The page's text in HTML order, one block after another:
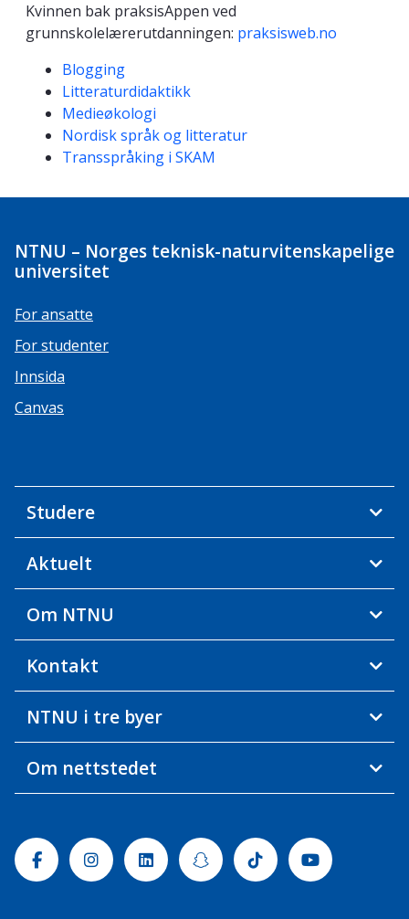
Kvinnen bak praksisAppen ved
grunnskolelærerutdanningen: praksisweb.no
Kompetanseord
Blogging
Litteraturdidaktikk
Medieøkologi
Nordisk språk og litteratur
Transspråking i SKAM
NTNU – Norges teknisk-naturvitenskapelige
universitet
For ansatte
For studenter
Innsida
Canvas
Studere
Aktuelt
Om NTNU
Kontakt
NTNU i tre byer
Om nettstedet
FacebookInstagramLinkedinSnapchatTiktok Youtube